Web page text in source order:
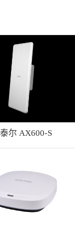
尔 AX600-S